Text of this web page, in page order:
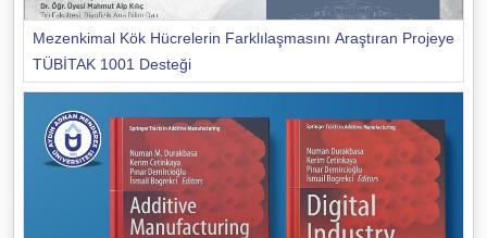
Mezenkimal Kök Hücrelerin Farklılaşmasını Araştıran Projeye
TÜBİTAK 1001 Desteği